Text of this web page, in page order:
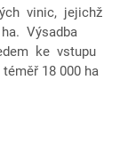
vinic, jejichž
Výsadba
ke vstupu
18 000 ha